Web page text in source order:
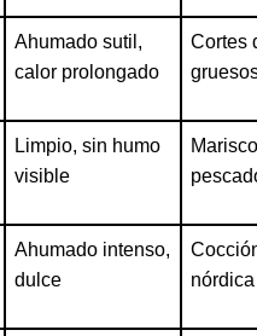
Ahumado sutil,
calor prolongado
Cortes
Limpio, sin humo
visible
Ahumado intenso,
dulce
nórdica